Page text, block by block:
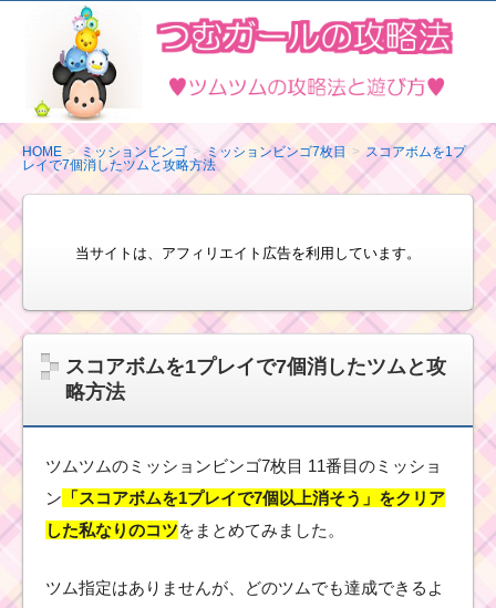
ム
ツ
ム
の
攻
略
び
方
HOME ミッションビンゴ ミッションビンゴ7枚目
スコアボムを1プ
レイで7個消したツムと攻略方法
当サイトは、アフィリエイト広告を利用しています。
スコアボムを1プレイで7個消したツムと攻
略方法
ツムツムのミッションビンゴ7枚目 11番目のミッショ
ン 「スコアボムを1プレイで7個以上消そう」をクリア
した私なりのコツをまとめてみました。
ツム指定はありませんが、どのツムでも達成できるよ